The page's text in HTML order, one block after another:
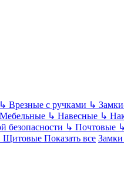
↳ Врезные с ручками ↳
Мебельные ↳ Навесные ↳
безопасности ↳ Почтовые ↳
Щитовые Показать все